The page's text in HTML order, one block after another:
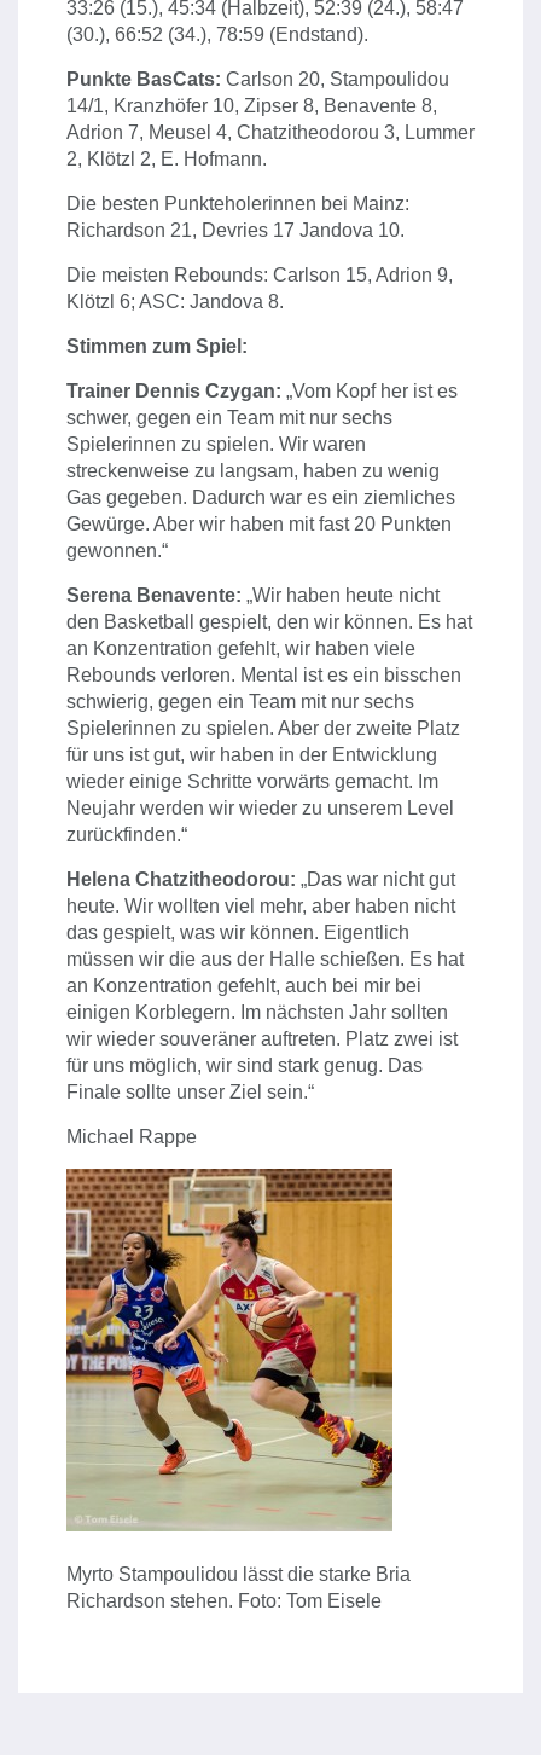
33:26 (15.), 45:34 (Halbzeit), 52:39 (24.), 58:47
(30.), 66:52 (34.), 78:59 (Endstand).
Punkte BasCats: Carlson 20, Stampoulidou
14/1, Kranzhöfer 10, Zipser 8, Benavente 8,
Adrion 7, Meusel 4, Chatzitheodorou 3, Lummer
2, Klötzl 2, E. Hofmann.
Die besten Punkteholerinnen bei Mainz:
Richardson 21, Devries 17 Jandova 10.
Die meisten Rebounds: Carlson 15, Adrion 9,
Klötzl 6; ASC: Jandova 8.
Stimmen zum Spiel:
Trainer Dennis Czygan: „Vom Kopf her ist es
schwer, gegen ein Team mit nur sechs
Spielerinnen zu spielen. Wir waren
streckenweise zu langsam, haben zu wenig
Gas gegeben. Dadurch war es ein ziemliches
Gewürge. Aber wir haben mit fast 20 Punkten
gewonnen.“
Serena Benavente: „Wir haben heute nicht
den Basketball gespielt, den wir können. Es hat
an Konzentration gefehlt, wir haben viele
Rebounds verloren. Mental ist es ein bisschen
schwierig, gegen ein Team mit nur sechs
Spielerinnen zu spielen. Aber der zweite Platz
für uns ist gut, wir haben in der Entwicklung
wieder einige Schritte vorwärts gemacht. Im
Neujahr werden wir wieder zu unserem Level
zurückfinden.“
Helena Chatzitheodorou: „Das war nicht gut
heute. Wir wollten viel mehr, aber haben nicht
das gespielt, was wir können. Eigentlich
müssen wir die aus der Halle schießen. Es hat
an Konzentration gefehlt, auch bei mir bei
einigen Korblegern. Im nächsten Jahr sollten
wir wieder souveräner auftreten. Platz zwei ist
für uns möglich, wir sind stark genug. Das
Finale sollte unser Ziel sein.“
Michael Rappe
Myrto Stampoulidou lässt die starke Bria
Richardson stehen. Foto: Tom Eisele